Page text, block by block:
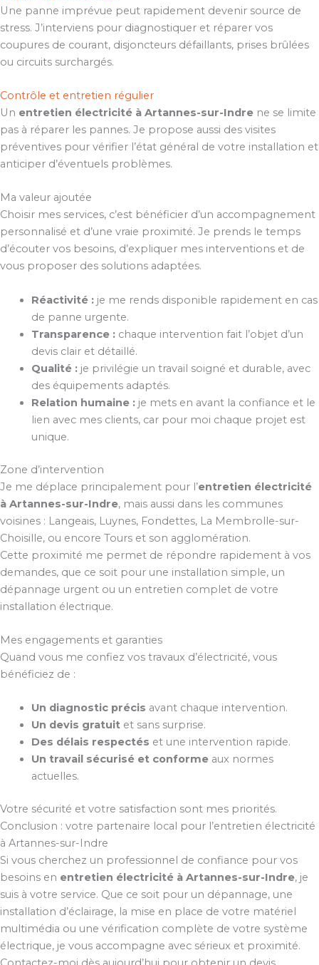
Une panne imprévue peut rapidement devenir source de
stress. J’interviens pour diagnostiquer et réparer vos
coupures de courant, disjoncteurs défaillants, prises brûlées
ou circuits surchargés.
Contrôle et entretien régulier
Un entretien électricité à Artannes-sur-Indre ne se limite
pas à réparer les pannes. Je propose aussi des visites
préventives pour vérifier l’état général de votre installation et
anticiper d’éventuels problèmes.
Ma valeur ajoutée
Choisir mes services, c’est bénéficier d’un accompagnement
personnalisé et d’une vraie proximité. Je prends le temps
d’écouter vos besoins, d’expliquer mes interventions et de
vous proposer des solutions adaptées.
Réactivité :je me rends disponible rapidement en cas
de panne urgente.
Transparence :chaque intervention fait l’objet d’un
devis clair et détaillé.
Qualité :je privilégie un travail soigné et durable, avec
des équipements adaptés.
Relation humaine :je mets en avant la confiance et le
lien avec mes clients, car pour moi chaque projet est
unique.
Zone d’intervention
Je me déplace principalement pour l’entretien électricité
à Artannes-sur-Indre, mais aussi dans les communes
voisines : Langeais, Luynes, Fondettes, La Membrolle-sur-
Choisille, ou encore Tours et son agglomération.
Cette proximité me permet de répondre rapidement à vos
demandes, que ce soit pour une installation simple, un
dépannage urgent ou un entretien complet de votre
installation électrique.
Mes engagements et garanties
Quand vous me confiez vos travaux d’électricité, vous
bénéficiez de :
Un diagnostic précis avant chaque intervention.
Un devis gratuitet sans surprise.
Des délais respectés et une intervention rapide.
Un travail sécurisé et conformeaux normes
actuelles.
Votre sécurité et votre satisfaction sont mes priorités.
Conclusion : votre partenaire local pour l’entretien électricité
à Artannes-sur-Indre
Si vous cherchez un professionnel de confiance pour vos
besoins en entretien électricité à Artannes-sur-Indre, je
suis à votre service. Que ce soit pour un dépannage, une
installation d’éclairage, la mise en place de votre matériel
multimédia ou une vérification complète de votre système
électrique, je vous accompagne avec sérieux et proximité.